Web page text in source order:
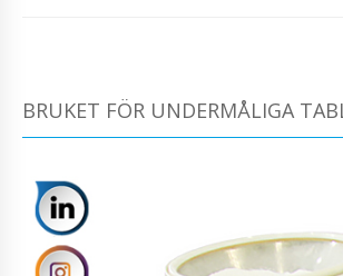
BRUKET FÖR UNDERMÅLIGA